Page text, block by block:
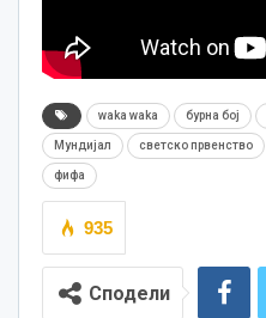
waka waka бурна бој
Мундијал светско првенство
фифа
935
Сподели